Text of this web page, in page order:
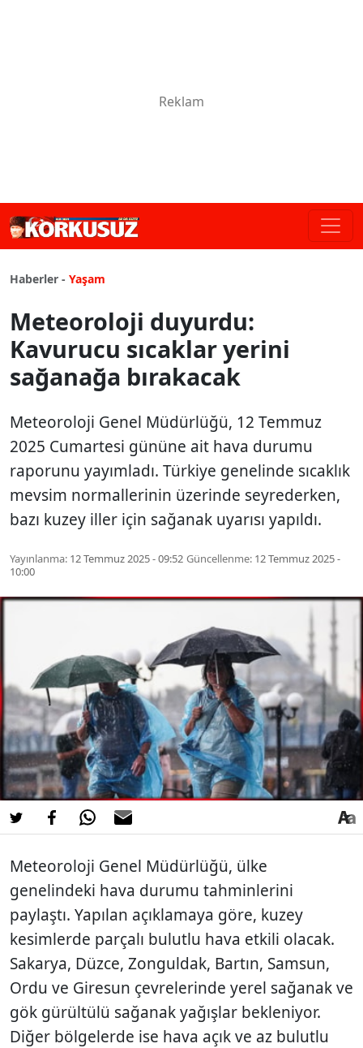
Haberler - Yaşam
Meteoroloji duyurdu:
Kavurucu sıcaklar yerini
sağanağa bırakacak
Meteoroloji Genel Müdürlüğü, 12 Temmuz
2025 Cumartesi gününe ait hava durumu
raporunu yayımladı. Türkiye genelinde sıcaklık
mevsim normallerinin üzerinde seyrederken,
bazı kuzey iller için sağanak uyarısı yapıldı.
Yayınlanma: 12 Temmuz 2025 - 09:52 Güncellenme: 12 Temmuz 2025 -
10:00
Meteoroloji Genel Müdürlüğü, ülke
genelindeki hava durumu tahminlerini
paylaştı. Yapılan açıklamaya göre, kuzey
kesimlerde parçalı bulutlu hava etkili olacak.
Sakarya, Düzce, Zonguldak, Bartın, Samsun,
Ordu ve Giresun çevrelerinde yerel sağanak ve
gök gürültülü sağanak yağışlar bekleniyor.
Diğer bölgelerde ise hava açık ve az bulutlu